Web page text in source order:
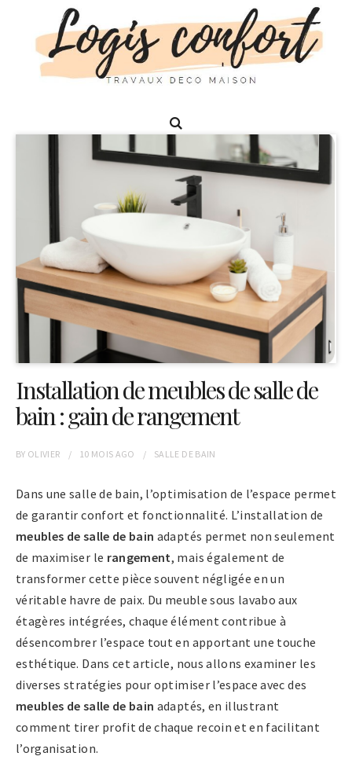
Installation de meubles de salle de
bain : gain de rangement
BY OLIVIER 10 MOIS AGO SALLE DE BAIN
Dans une salle de bain, l’optimisation de l’espace permet
de garantir confort et fonctionnalité. L’installation de
meubles de salle de bain adaptés permet non seulement
de maximiser le rangement, mais également de
transformer cette pièce souvent négligée en un
véritable havre de paix. Du meuble sous lavabo aux
étagères intégrées, chaque élément contribue à
désencombrer l’espace tout en apportant une touche
esthétique. Dans cet article, nous allons examiner les
diverses stratégies pour optimiser l’espace avec des
meubles de salle de bain adaptés, en illustrant
comment tirer profit de chaque recoin et en facilitant
l’organisation.